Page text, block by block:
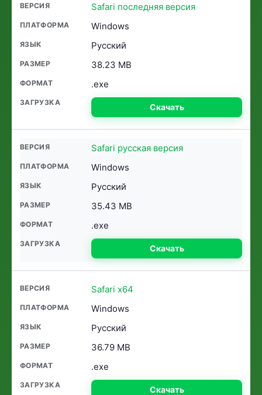
Safari последняя версия
Windows
Русский
38.23 MB
.exe
Скачать
Safari русская версия
Windows
Русский
35.43 MB
.exe
Скачать
Safari x64
Windows
Русский
36.79 MB
.exe
Скачать